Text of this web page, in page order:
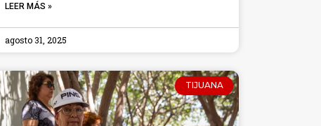
LEER MÁS »
agosto 31, 2025
TIJUANA